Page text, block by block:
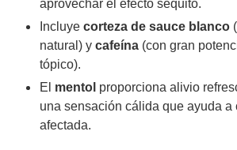
aprovechar el efecto séquito.
Incluye corteza de sauce blanco
natural) y cafeína (con gran
tópico).
El mentol proporciona alivio
una sensación cálida que ayuda a
afectada.